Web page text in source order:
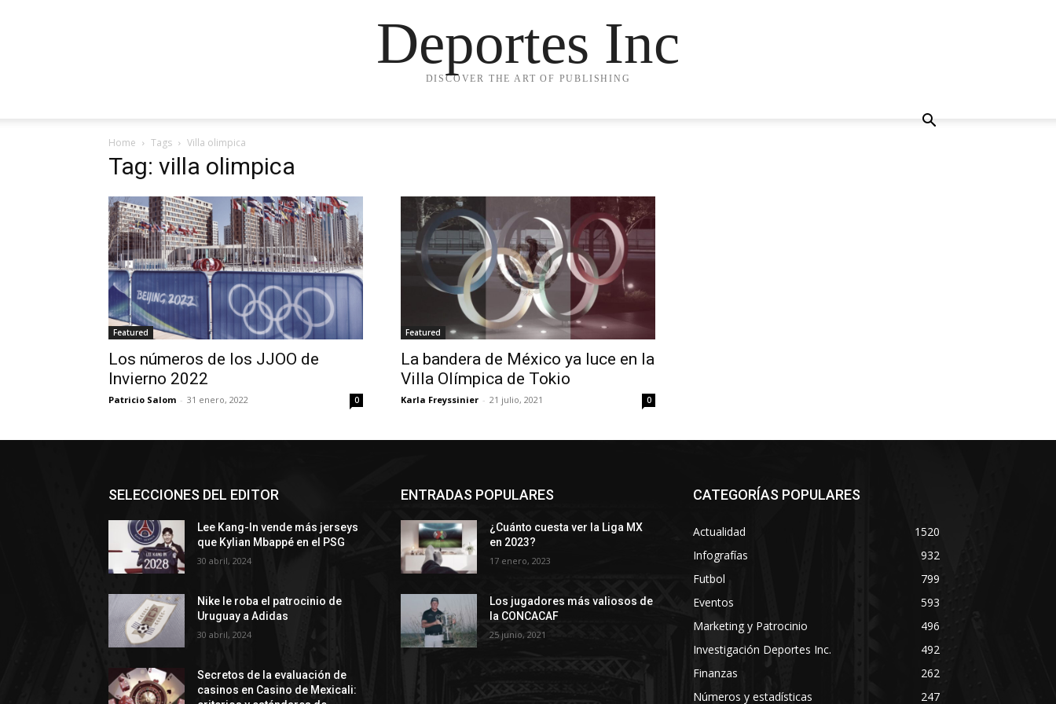
Deportes Inc
DISCOVER THE ART OF PUBLISHING
Home Tags Villa olimpica
Tag: villa olimpica
Featured
Los números de los JJOO de
Invierno 2022
Patricio Salom - 31 enero, 2022 0
Featured
La bandera de México ya luce en la
Villa Olímpica de Tokio
Karla Freyssinier - 21 julio, 2021 0
SELECCIONES DEL EDITOR
Lee Kang-In vende más jerseys
que Kylian Mbappé en el PSG
30 abril, 2024
Nike le roba el patrocinio de
Uruguay a Adidas
30 abril, 2024
Secretos de la evaluación de
casinos en Casino de Mexicali:
ENTRADAS POPULARES
¿Cuánto cuesta ver la Liga MX
en 2023?
17 enero, 2023
Los jugadores más valiosos de
la CONCACAF
25 junio, 2021
CATEGORÍAS POPULARES
Actualidad
1520
Infografías
932
Futbol
799
Eventos
593
Marketing y Patrocinio
496
Investigación Deportes Inc.
492
Finanzas
262
Números y estadísticas
247